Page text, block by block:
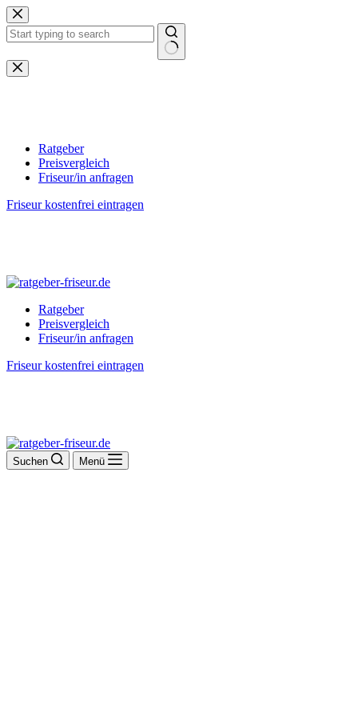
Zum
Inhalt
springen
Keine
Ergebnisse
Ratgeber
Preisvergleich
Friseur/in anfragen
Friseur kostenfrei eintragen
Ratgeber
Preisvergleich
Friseur/in anfragen
Friseur kostenfrei eintragen
Suchen Menü